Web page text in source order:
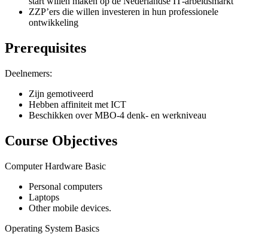
ZZP’ers die willen investeren in hun professionele
ontwikkeling
Prerequisites
Deelnemers:
Zijn gemotiveerd
Hebben affiniteit met ICT
Beschikken over MBO-4 denk- en werkniveau
Course Objectives
Computer Hardware Basic
Personal computers
Laptops
Other mobile devices.
Operating System Basics